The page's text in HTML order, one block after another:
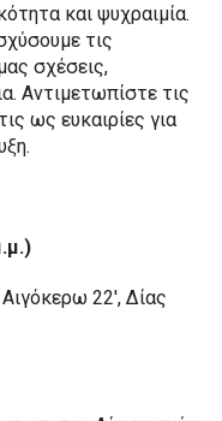
και ψυχραιμία.
τις
σχέσεις,
Αντιμετωπίστε τις
ως ευκαιρίες για
22′, Δίας